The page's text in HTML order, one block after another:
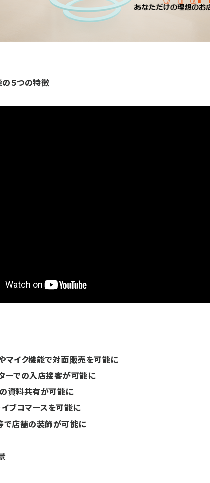
５つの特徴
マイク機能で対面販売を可能に
ーでの入店接客が可能に
資料共有が可能に
イブコマースを可能に
で店舗の装飾が可能に